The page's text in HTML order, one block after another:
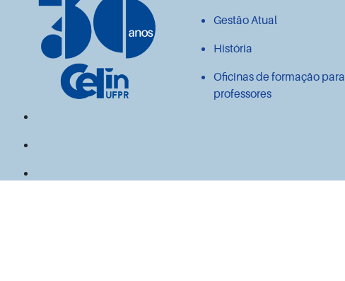
Gestão Atual
História
Oficinas de formação para
professores